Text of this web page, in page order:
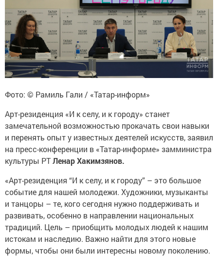
Фото: © Рамиль Гали / «Татар-информ»
Арт-резиденция «И к селу, и к городу» станет
замечательной возможностью прокачать свои навыки
и перенять опыт у известных деятелей искусств, заявил
на пресс-конференции в «Татар-информе» замминистра
культуры РТЛенар Хакимзянов.
«Арт-резиденция “И к селу, и к городу” – это большое
событие для нашей молодежи. Художники, музыканты
и танцоры – те, кого сегодня нужно поддерживать и
развивать, особенно в направлении национальных
традиций. Цель – приобщить молодых людей к нашим
истокам и наследию. Важно найти для этого новые
формы, чтобы они были интересны новому поколению.